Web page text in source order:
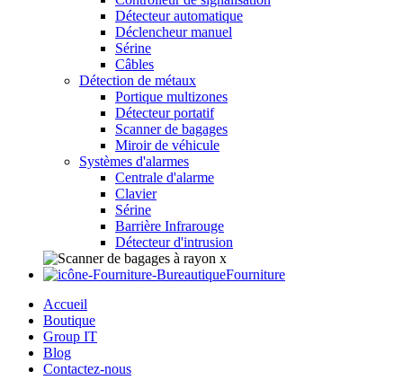
Détecteur automatique
Déclencheur manuel
Sérine
Câbles
Détection de métaux
Portique multizones
Détecteur portatif
Scanner de bagages
Miroir de véhicule
Systèmes d'alarmes
Centrale d'alarme
Clavier
Sérine
Barrière Infrarouge
Détecteur d'intrusion
Fourniture
Accueil
Boutique
Group IT
Blog
Contactez-nous